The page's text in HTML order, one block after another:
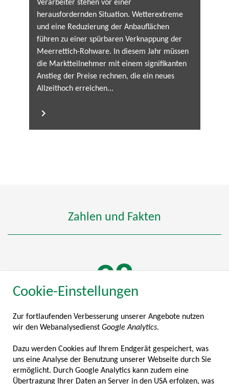
Cookie-Einstellungen
Zur fortlaufenden Verbesserung unserer Angebote nutzen
wir den Webanalysedienst Google Analytics.
Dazu werden Cookies auf Ihrem Endgerät gespeichert, was
uns eine Analyse der Benutzung unserer Webseite durch Sie
ermöglicht. Durch Google Analytics kann zudem eine
Übertragung Ihrer Daten an Server in den USA erfolgen, was
Verarbeiter stehen vor einer
herausfordernden Situation. Wetterextreme
und eine Reduzierung der Anbauflächen
führen zu einer spürbaren Verknappung der
Meerrettich-Rohware. In diesem Jahr müssen
die Marktteilnehmer mit einem signifikanten
Anstieg der Preise rechnen, die ein neues
Allzeithoch erreichen...
Zahlen und Fakten
115
MITGLIEDSUNTERNEHMEN
2